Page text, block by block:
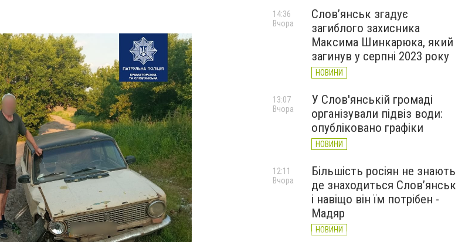
Слов’янськ згадує
загиблого захисника
Максима Шинкарюка, який
загинув у серпні 2023 року
НОВИНИ
14:36
Вчора
У Слов'янській громаді
організували підвіз води:
опубліковано графіки
НОВИНИ
13:07
Вчора
Більшість росіян не знають
де знаходиться Слов’янськ
і навіщо він їм потрібен -
Мадяр
НОВИНИ
12:11
Вчора